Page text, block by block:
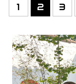
1 2 3